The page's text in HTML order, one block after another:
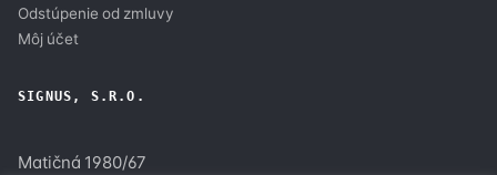
Odstúpenie od zmluvy
Môj účet
SIGNUS, S.R.O.
Matičná 1980/67